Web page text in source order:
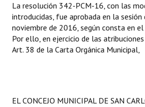
La resolución 342-PCM-16, con las
introducidas, fue aprobada en la sesión
noviembre de 2016, según consta en
Por ello, en ejercicio de las
Art. 38 de la Carta Orgánica Municipal,
EL CONCEJO MUNICIPAL DE SAN